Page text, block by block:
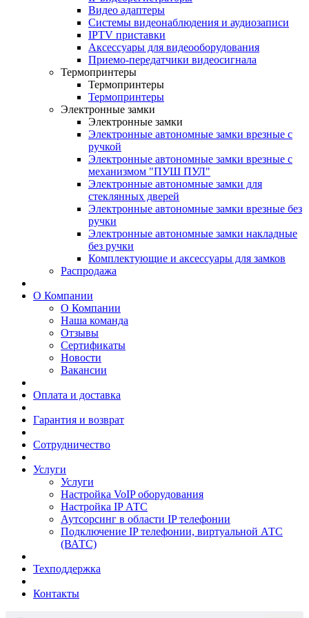
Видео адаптеры
Системы видеонаблюдения и аудиозаписи
IPTV приставки
Аксессуары для видеооборудования
Приемо-передатчики видеосигнала
Термопринтеры
Термопринтеры
Термопринтеры
Электронные замки
Электронные замки
Электронные автономные замки врезные с
ручкой
Электронные автономные замки врезные с
механизмом "ПУШ ПУЛ"
Электронные автономные замки для
стеклянных дверей
Электронные автономные замки врезные без
ручки
Электронные автономные замки накладные
без ручки
Комплектующие и аксессуары для замков
Распродажа
О Компании
О Компании
Наша команда
Отзывы
Сертификаты
Новости
Вакансии
Оплата и доставка
Гарантия и возврат
Сотрудничество
Услуги
Услуги
Настройка VoIP оборудования
Настройка IP АТС
Аутсорсинг в области IP телефонии
Подключение IP телефонии, виртуальной АТС
(ВАТС)
Техподдержка
Контакты